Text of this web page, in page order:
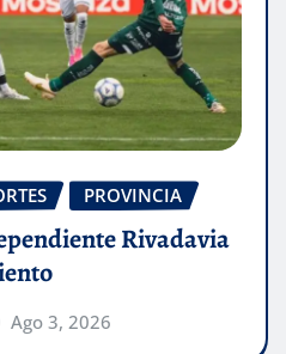
PROVINCIA
Rivadavia
Ago 3, 2026